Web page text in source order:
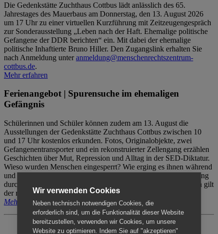
Die Gedenkstätte Zuchthaus Cottbus lädt anlässlich des 65.
Jahrestages des Mauerbaus am Donnerstag, den 13. August 2026
um 17 Uhr zu einer virtuellen Kurzführung mit Zeitzeugengespräch
zur Sonderausstellung „Leben nach der Haft. Ehemalige politische
Gefangene der DDR berichten“ ein. Mit dabei der ehemalige
politische Inhaftierte Bruno Hiller. Den Zugangslink erhalten Sie
nach Anmeldung unteranmeldung@menschenrechtszentrum-
cottbus.de.
Mehr erfahren
Ferienangebot | Spurensuche im ehemaligen
Gefängnis
Schülerinnen und Schüler können zudem am 13. August die
Ausstellungen der Gedenkstätte Zuchthaus Cottbus zwischen 10
und 17 Uhr kostenlos erkunden. Fotos, Originalobjekte, zwei
Gefangenentransporter und ein rekonstruierter Zellengang erzählen
Geschichten über Mut, Repression und Alltag in der SED-Diktatur.
Wieso wurden Menschen eingesperrt? Wie erging es ihnen während
und nach der Haft? Der Besuch erfolgt individuell ohne Betreuung
durch das Menschenrechtszentrum Cottbus. Für Begleitpersonen gilt
der reguläre Eintritt (8€ / ermäßigt 5€).
Mehr erfahren
Wir verwenden Cookies
Neben technisch notwendigen Cookies, die
erforderlich sind, um die Funktionalität dieser Website
bereitzustellen, verwenden wir Cookies, um unsere
Website zu optimieren. Indem Sie auf "akzeptieren"